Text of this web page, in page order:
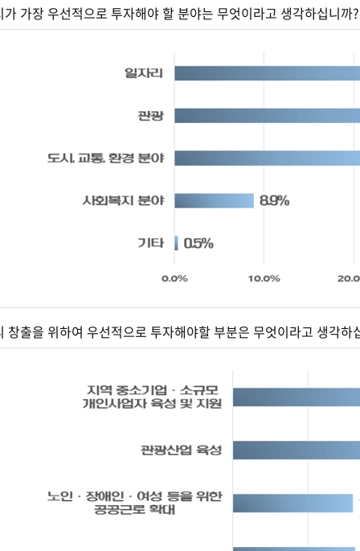
가 가장 우선적으로 투자해야 할 분야는 무엇이라고 생각하십니까?
창출을 위하여 우선적으로 투자해야할 부분은 무엇이라고 생각하